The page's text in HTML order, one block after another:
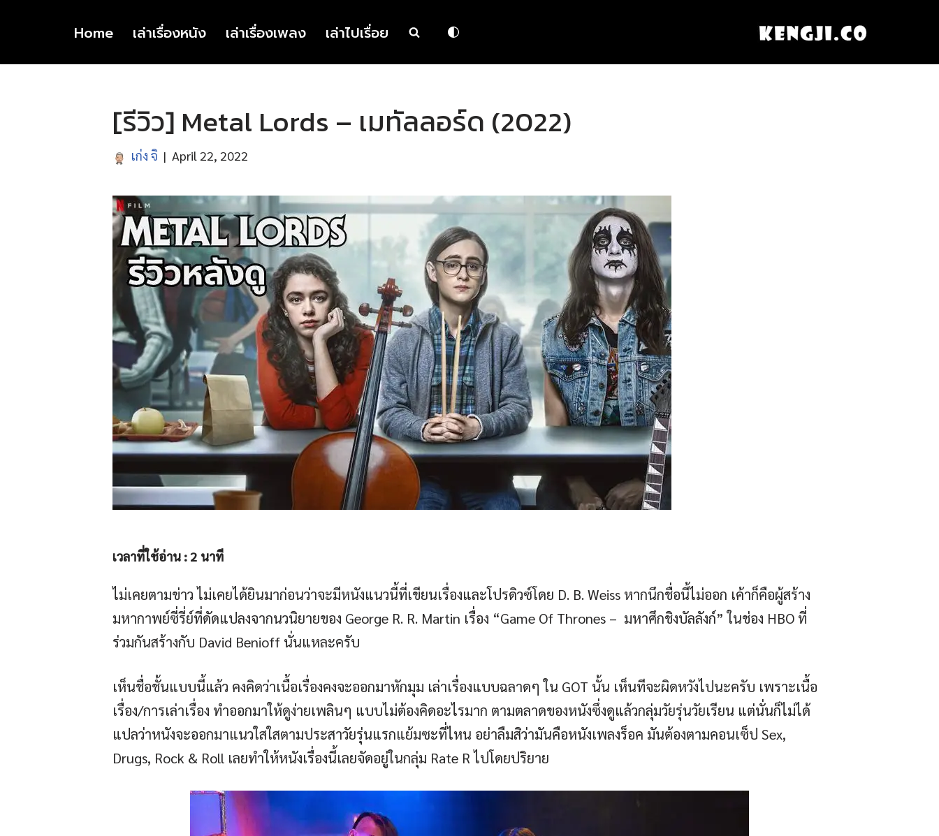
to
Home เล่าเรื่องหนัง เล่าเรื่องเพลง เล่าไปเรื่อย
[รีวิว] Metal Lords – เมทัลลอร์ด (2022)
เก่ง จิ April 22, 2022
เวลาที่ใช้อ่าน :2 นาที
ไม่เคยตามข่าว ไม่เคยได้ยินมาก่อนว่าจะมีหนังแนวนี้ที่เขียนเรื่องและโปรดิวซ์โดย D. B. Weiss หากนึกชื่อนี้ไม่ออก เค้าก็คือผู้สร้าง
มหากาพย์ซี่รี่ย์ที่ดัดแปลงจากนวนิยายของ George R. R. Martin เรื่อง “Game Of Thrones – มหาศึกชิงบัลลังก์” ในช่อง HBO ที่
ร่วมกันสร้างกับ David Benioff นั่นแหละครับ
เห็นชื่อชั้นแบบนี้แล้ว คงคิดว่าเนื้อเรื่องคงจะออกมาหักมุม เล่าเรื่องแบบฉลาดๆ ใน GOT นั้น เห็นทีจะผิดหวังไปนะครับ เพราะเนื้อ
เรื่อง/การเล่าเรื่อง ทำออกมาให้ดูง่ายเพลินๆ แบบไม่ต้องคิดอะไรมาก ตามตลาดของหนังซึ่งดูแล้วกลุ่มวัยรุ่นวัยเรียน แต่นั่นก็ไม่ได้
แปลว่าหนังจะออกมาแนวใสใสตามประสาวัยรุ่นแรกแย้มซะที่ไหน อย่าลืมสิว่ามันคือหนังเพลงร็อค มันต้องตามคอนเซ็ป Sex,
Drugs, Rock & Roll เลยทำให้หนังเรื่องนี้เลยจัดอยู่ในกลุ่ม Rate R ไปโดยปริยาย